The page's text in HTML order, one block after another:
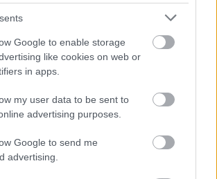
Google to enable storage
like cookies on web or
in apps.
my user data to be sent to
advertising purposes.
Google to send me
advertising.
az OTP Ingatlan
Zrt. Az új
ICON Real Estate
üzemeltetői, értékesítési és
szakértelmére épül - derül